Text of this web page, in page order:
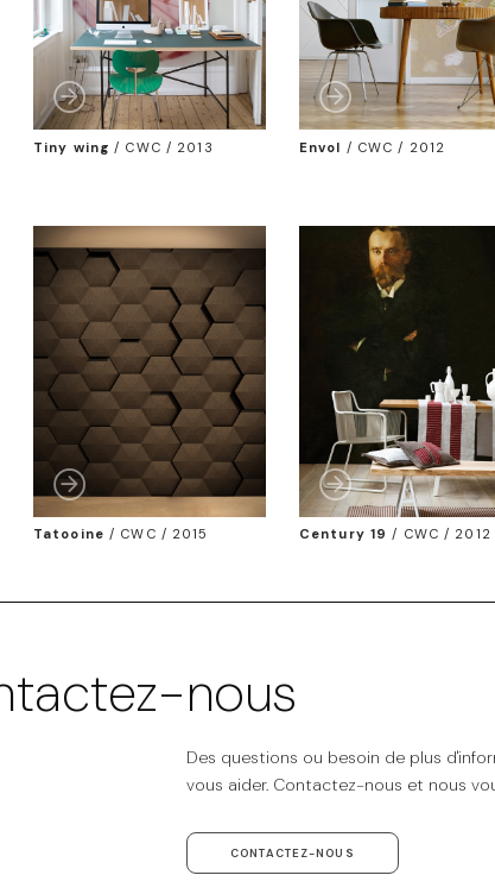
Tiny wing / CWC / 2013 Envol / CWC / 2012
Tatooine / CWC / 2015 Century 19 / CWC / 2012
nous
Des questions ou besoin de plus
vous aider. Contactez-nous et nous
CONTACTEZ-NOUS